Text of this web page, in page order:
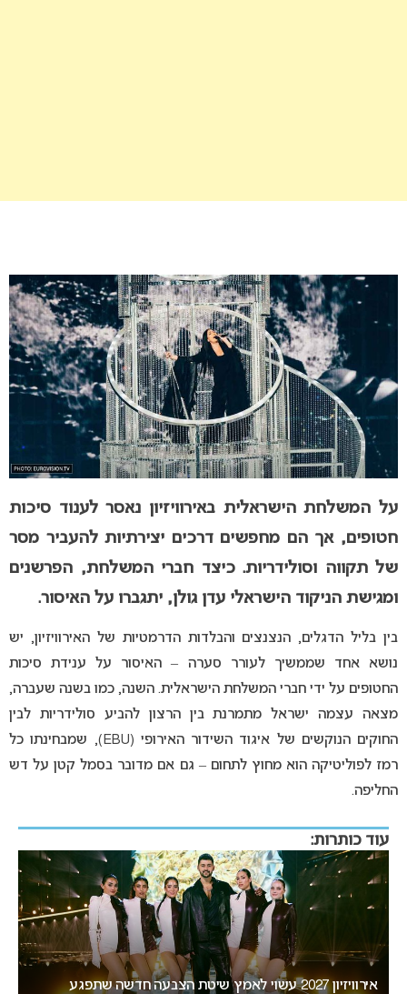
על המשלחת הישראלית באירוויזיון נאסר לענוד סיכות
חטופים, אך הם מחפשים דרכים יצירתיות להעביר מסר
של תקווה וסולידריות. כיצד חברי המשלחת, הפרשנים
ומגישת הניקוד הישראלי עדן גולן, יתגברו על האיסור.
בין בליל הדגלים, הנצנצים והבלדות הדרמטיות של האירוויזיון, יש
נושא אחד שממשיך לעורר סערה – האיסור על ענידת סיכות
החטופים על ידי חברי המשלחת הישראלית. השנה, כמו בשנה שעברה,
מצאה עצמה ישראל מתמרנת בין הרצון להביע סולידריות לבין
החוקים הנוקשים של איגוד השידור האירופי (EBU), שמבחינתו כל
רמז לפוליטיקה הוא מחוץ לתחום – גם אם מדובר בסמל קטן על דש
החליפה.
עוד כותרות:
“אני צריכה לשתף אתכם במשהו חשוב”: הכרזתה של זוכת